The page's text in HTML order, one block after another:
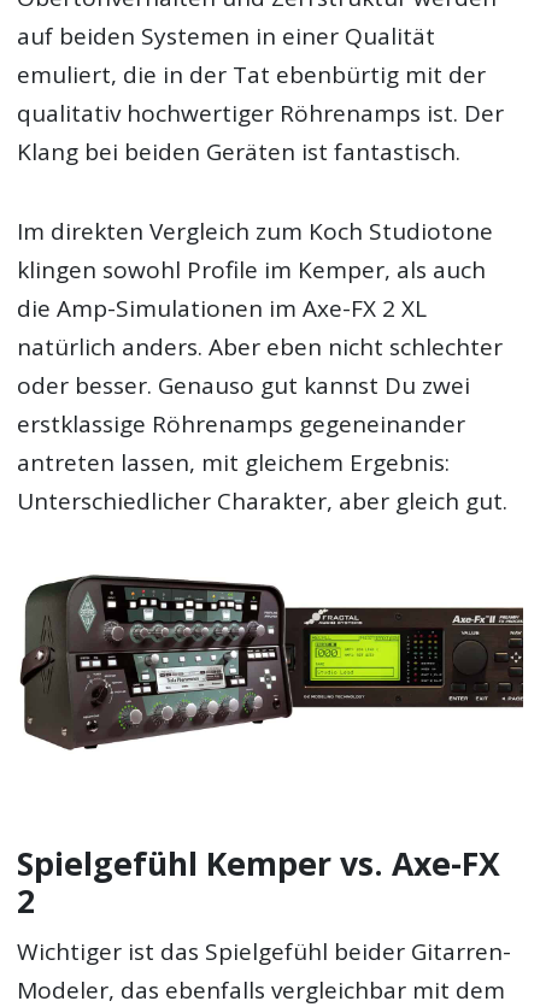
auf beiden Systemen in einer Qualität
emuliert, die in der Tat ebenbürtig mit der
qualitativ hochwertiger Röhrenamps ist. Der
Klang bei beiden Geräten ist fantastisch.
Im direkten Vergleich zum Koch Studiotone
klingen sowohl Profile im Kemper, als auch
die Amp-Simulationen im Axe-FX 2 XL
natürlich anders. Aber eben nicht schlechter
oder besser. Genauso gut kannst Du zwei
erstklassige Röhrenamps gegeneinander
antreten lassen, mit gleichem Ergebnis:
Unterschiedlicher Charakter, aber gleich gut.
Spielgefühl Kemper vs. Axe-FX
2
Wichtiger ist das Spielgefühl beider Gitarren-
Modeler, das ebenfalls vergleichbar mit dem